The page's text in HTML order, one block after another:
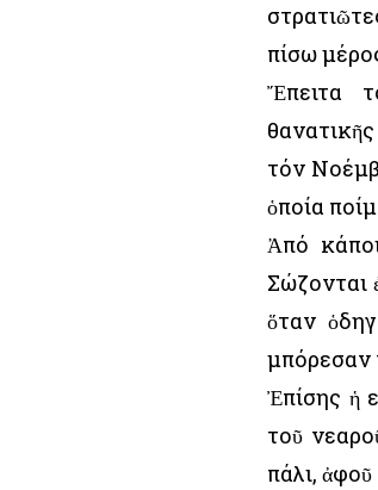
πίσω
Ἔπειτα
τόν
ὁποία
Ἀπό
Σώζονται
ὅταν
μπόρεσαν
Ἐπίσης ἡ
τοῦ
πάλι,